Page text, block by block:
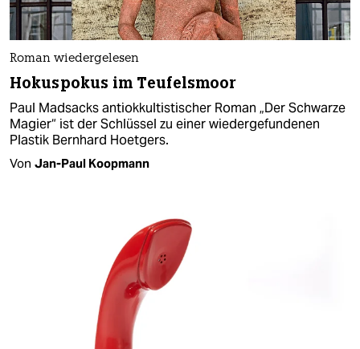
Roman wiedergelesen
Hokuspokus im Teufelsmoor
Paul Madsacks antiokkultistischer Roman „Der Schwarze
Magier“ ist der Schlüssel zu einer wiedergefundenen
Plastik Bernhard Hoetgers.
Von Jan-Paul Koopmann